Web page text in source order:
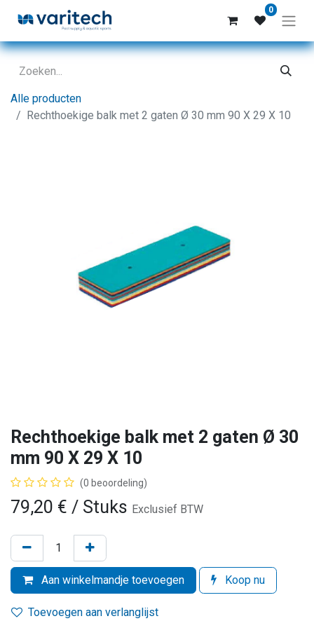
0
Alle producten
Rechthoekige balk met 2 gaten Ø 30 mm 90 X 29 X 10
Rechthoekige balk met 2 gaten Ø 30
mm 90 X 29 X 10
(0 beoordeling)
79,20 € / Stuks Exclusief BTW
Aan winkelmandje toevoegen Koop nu
Toevoegen aan verlanglijst